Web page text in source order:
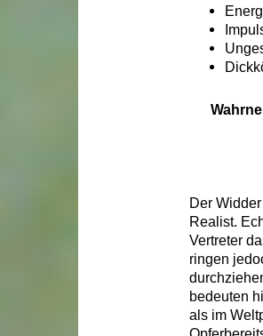
Der
Realist.
Vertreter
ringen
bedeuten
als im